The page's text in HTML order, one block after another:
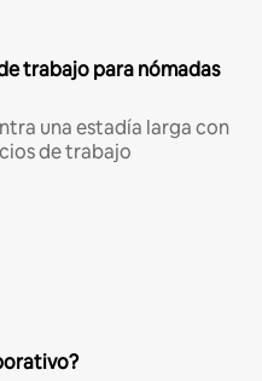
trabajo para nómadas
una estadía larga con
de trabajo